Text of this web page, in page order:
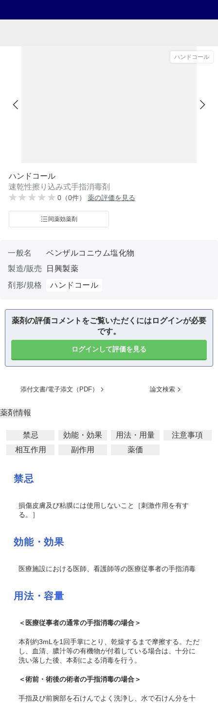
ハンドコール
ハンドコール
速乾性擦り込み式手指消毒剤
0（0件） 薬の評価を見る
同薬効薬剤
一般名
ベンザルコニウム塩化物
製造/販売
日興製薬
剤形/規格
ハンドコール
薬剤の評価コメントをご覧いただくにはログインが必要
です。
ログインして評価を見る
添付文書/電子添文（PDF） 論文検索
薬剤情報
禁忌 効能・効果 用法・用量
注意事項
相互作用
副作用 薬価
禁忌
損傷皮膚及び粘膜には使用しないこと［刺激作用を有す
る。］
効能・効果
医療施設における医師、看護師等の医療従事者の手指消毒
用法・容量
＜医療従事者の通常の手指消毒の場合＞
本剤約3mLを1回手掌にとり、乾燥するまで摩擦する。ただ
し、血清、膿汁等の有機物が付着している場合は、十分に
洗い落した後、本剤による消毒を行う。
＜術前・術後の術者の手指消毒の場合＞
手指及び前腕部を石けんでよく洗浄し、水で石けん分を十